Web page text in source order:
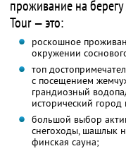
проживание на
Tour — это:
роскошное
окружении
топ
с посещением
грандиозный
исторический город
большой выбор
снегоходы, шашлык
финская сауна;